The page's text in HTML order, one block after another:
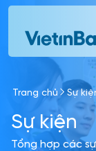
Skip to Main
Trang chủ Sự
Sự kiện
Tổng hợp các